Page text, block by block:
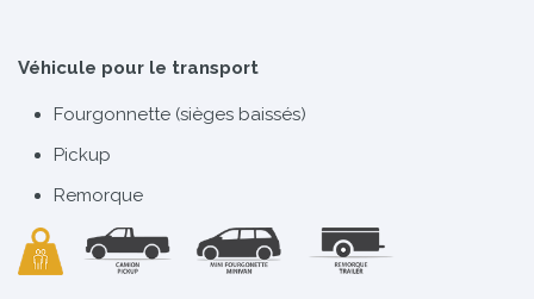
Véhicule pour le transport
Fourgonnette (sièges baissés)
Pickup
Remorque